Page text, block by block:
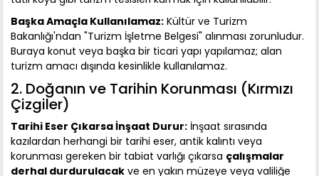
Başka Amaçla Kullanılamaz: Kültür ve Turizm
Bakanlığı'ndan "Turizm İşletme Belgesi" alınması zorunludur.
Buraya konut veya başka bir ticari yapı yapılamaz; alan
turizm amacı dışında kesinlikle kullanılamaz.
2. Doğanın ve Tarihin Korunması (Kırmızı
Çizgiler)
Tarihi Eser Çıkarsa İnşaat Durur: İnşaat sırasında
kazılardan herhangi bir tarihi eser, antik kalıntı veya
korunması gereken bir tabiat varlığı çıkarsa çalışmalar
derhal durdurulacak ve en yakın müzeye veya valiliğe